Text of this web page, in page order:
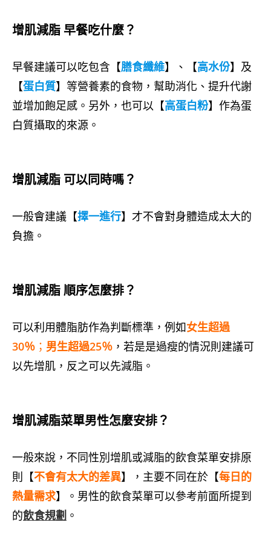
增肌減脂 早餐吃什麼？
早餐建議可以吃包含【膳食纖維】、【高水份】及
【蛋白質】等營養素的食物，幫助消化、提升代謝
並增加飽足感。另外，也可以【高蛋白粉】作為蛋
白質攝取的來源。
增肌減脂 可以同時嗎？
一般會建議【擇一進行】才不會對身體造成太大的
負擔。
增肌減脂 順序怎麼排？
可以利用體脂肪作為判斷標準，例如女生超過
30％ ； 男生超過25％ ，若是是過瘦的情況則建議可
以先增肌，反之可以先減脂。
增肌減脂菜單男性怎麼安排？
一般來說，不同性別增肌或減脂的飲食菜單安排原
則【不會有太大的差異】，主要不同在於【每日的
熱量需求】。男性的飲食菜單可以參考前面所提到
的飲食規劃 。